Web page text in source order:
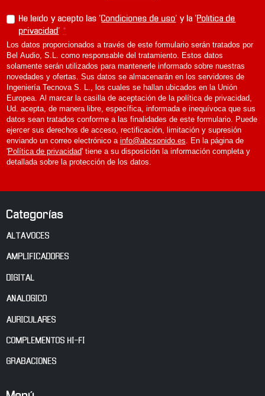
He leído y acepto las 'Condiciones de uso' y la 'Política de
privacidad' *
Los datos proporcionados a través de este formulario serán tratados por
Bel Audio, S.L. como responsable del tratamiento. Estos datos
solamente serán utilizados para mantenerle informado sobre nuestras
novedades y ofertas. Sus datos se almacenarán en los servidores de
Ingeniería Tecnova S. L., los cuales se hallan ubicados en la Unión
Europea. Al marcar la casilla de aceptación de la política de privacidad,
Ud. acepta, de manera libre, específica, informada e inequívoca que sus
datos sean tratados conforme a las finalidades de este formulario. Puede
ejercer sus derechos de acceso, rectificación, limitación y supresión
enviando un correo electrónico a info@abcsonido.es. En la página de
'Política de privacidad' tiene a su disposición la información completa y
detallada sobre la protección de los datos.
Categorías
ALTAVOCES
AMPLIFICADORES
DIGITAL
ANALOGICO
AURICULARES
COMPLEMENTOS HI-FI
GRABACIONES